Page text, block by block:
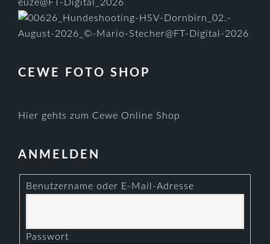
CEWE FOTO SHOP
Hier gehts zum Cewe Online Shop
ANMELDEN
Benutzername oder E-Mail-Adresse
Passwort